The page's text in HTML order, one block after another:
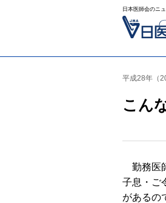
日本医師会のニ
平成28年（
こん
勤務医
子息・ご
があるの